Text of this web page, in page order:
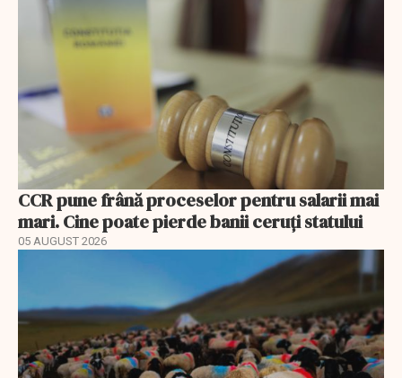
CCR pune frână proceselor pentru salarii mai
mari. Cine poate pierde banii ceruți statului
05 AUGUST 2026